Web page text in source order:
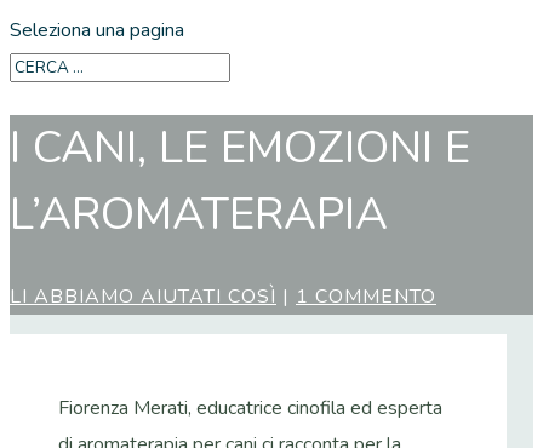
Seleziona una pagina
I CANI, LE EMOZIONI E
L’AROMATERAPIA
LI ABBIAMO AIUTATI COSÌ | 1 COMMENTO
Fiorenza Merati, educatrice cinofila ed esperta